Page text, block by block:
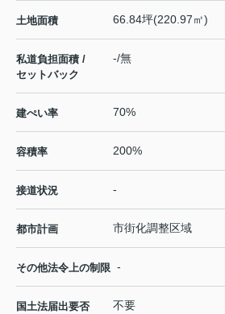
土地面積 66.84坪(220.97㎡)
私道負担面積 /
セットバック
-/無
建ぺい率 70%
容積率 200%
接道状況 -
都市計画 市街化調整区域
その他法令上の制限 -
国土法届出要否 不要